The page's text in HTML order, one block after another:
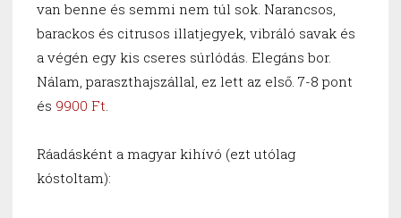
van benne és semmi nem túl sok. Narancsos,
barackos és citrusos illatjegyek, vibráló savak és
a végén egy kis cseres súrlódás. Elegáns bor.
Nálam, paraszthajszállal, ez lett az első. 7-8 pont
és 9900 Ft.
Ráadásként a magyar kihívó (ezt utólag
kóstoltam):